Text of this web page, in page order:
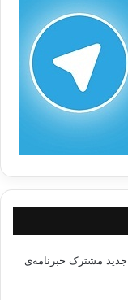
مشترک خبرنامه‌ی